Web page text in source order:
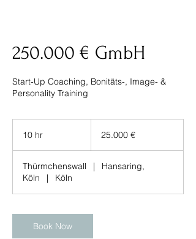
250.000 € GmbH
Start-Up Coaching, Bonitäts-, Image- &
Personality Training
10 hr
r
25.000 €
Thürmchenswall |
Hansaring,
Köln
| Köln
Book Now